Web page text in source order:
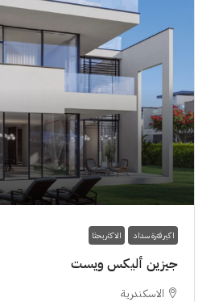
اكبر فترة سداد الاكثر بحثا
جيزين أليكس ويست
الاسكندرية